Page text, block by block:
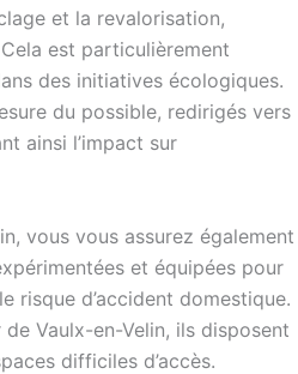
et la revalorisation,
est particulièrement
des initiatives écologiques.
du possible, redirigés vers
ainsi l’impact sur
vous vous assurez également
et équipées pour
risque d’accident domestique.
Vaulx-en-Velin, ils disposent
difficiles d’accès.